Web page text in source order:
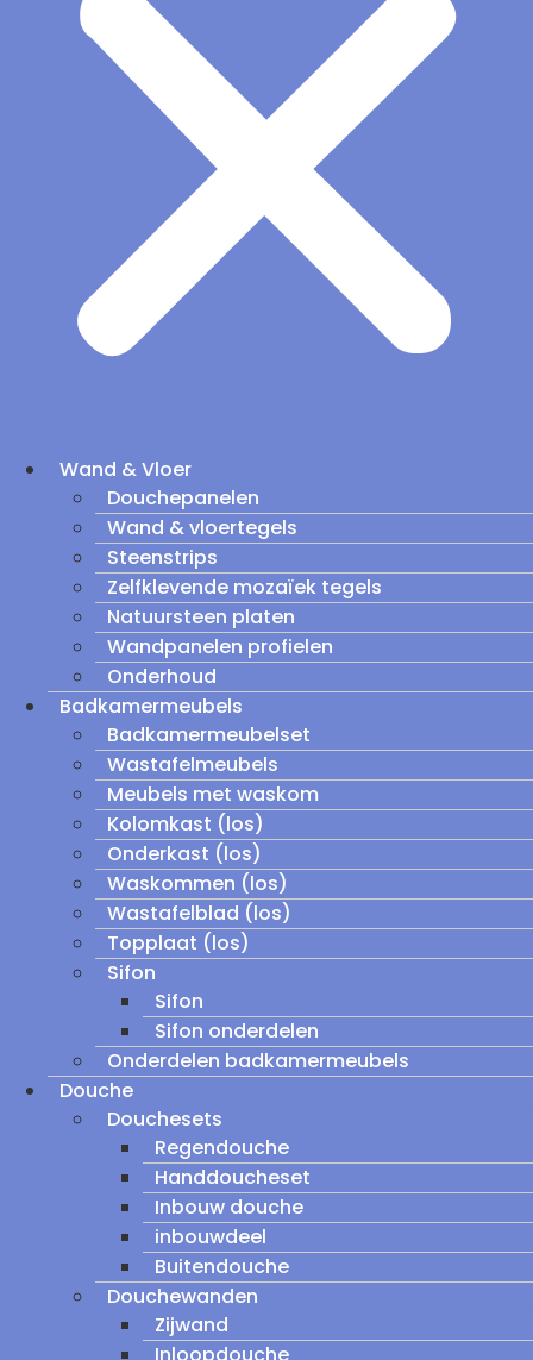
Wand & Vloer
Douchepanelen
Wand & vloertegels
Steenstrips
Zelfklevende mozaïek tegels
Natuursteen platen
Wandpanelen profielen
Onderhoud
Badkamermeubels
Badkamermeubelset
Wastafelmeubels
Meubels met waskom
Kolomkast (los)
Onderkast (los)
Waskommen (los)
Wastafelblad (los)
Topplaat (los)
Sifon
Sifon
Sifon onderdelen
Onderdelen badkamermeubels
Douche
Douchesets
Regendouche
Handdoucheset
Inbouw douche
inbouwdeel
Buitendouche
Douchewanden
Zijwand
Inloopdouche